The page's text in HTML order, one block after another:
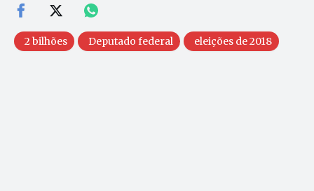
2 bilhões Deputado federal eleições de 2018